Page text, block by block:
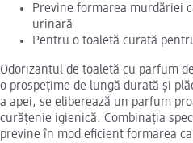
Previne formarea murdăriei
urinară
Pentru o toaletă curată
Odorizantul de toaletă cu parfum
o prospețime de lungă durată și
a apei, se eliberează un parfum
curățenie igienică. Combinația
previne în mod eficient formarea